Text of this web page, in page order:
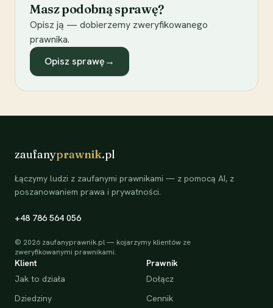
Masz podobną sprawę?
Opisz ją — dobierzemy zweryfikowanego
prawnika.
Opisz sprawę→
zaufanyprawnik.pl
Łączymy ludzi z zaufanymi prawnikami — z pomocą AI, z
poszanowaniem prawa i prywatności.
+48 786 564 056
© 2026 zaufanyprawnik.pl — kojarzymy klientów ze
zweryfikowanymi prawnikami.
Klient
Jak to działa
Dziedziny
Prawnik
Dołącz
Cennik